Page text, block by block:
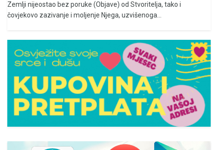
Zemlji nijeostao bez poruke (Objave) od Stvoritelja, tako i
čovjekovo zazivanje i moljenje Njega, uzvišenoga...